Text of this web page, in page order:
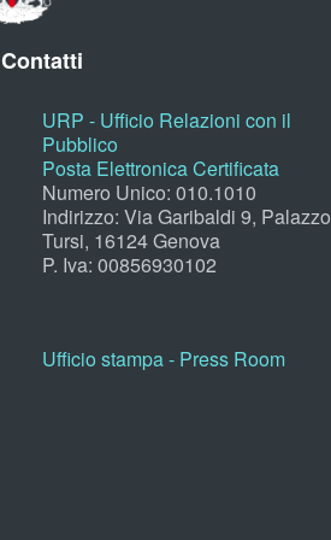
Contatti
URP - Ufficio Relazioni con il
Pubblico
Posta Elettronica Certificata
Numero Unico: 010.1010
Indirizzo: Via Garibaldi 9, Palazzo
Tursi, 16124 Genova
P. Iva: 00856930102
Ufficio stampa - Press Room